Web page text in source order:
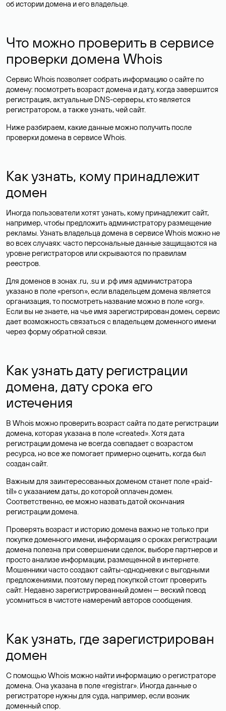
об истории домена и его владельце.
Что можно проверить в сервисе
проверки домена Whois
Сервис Whois позволяет собрать информацию о сайте по
домену: посмотреть возраст домена и дату, когда завершится
регистрация, актуальные DNS-серверы, кто является
регистратором, а также узнать, чей сайт.
Ниже разбираем, какие данные можно получить после
проверки домена в сервисе Whois.
Как узнать, кому принадлежит
домен
Иногда пользователи хотят узнать, кому принадлежит сайт,
например, чтобы предложить администратору размещение
рекламы. Узнать владельца домена в сервисе Whois можно не
во всех случаях: часто персональные данныезащищаются на
уровне регистраторов или скрываются по правилам
реестров.
Для доменов в зонах .ru, .su и .рф имя администратора
указано в поле «person», если владельцем домена является
организация, то посмотреть название можно в поле «org».
Если вы не знаете, на чье имя зарегистрирован домен, сервис
дает возможность связаться с владельцем доменного имени
через форму обратной связи.
Как узнать дату регистрации
домена, дату срока его
истечения
В Whois можно проверить возраст сайта по дате регистрации
домена, которая указана в поле «created». Хотя дата
регистрации домена не всегда совпадает с возрастом
ресурса, но все же помогает примерно оценить, когда был
создан сайт.
Важным для заинтересованных доменом станет поле «paid-
till» с указанием даты, до которой оплачен домен.
Соответственно, ее можно назвать датой окончания
регистрации домена.
Проверять возраст и историю домена важно не только при
покупке доменного имени, информация о сроках регистрации
домена полезна при совершении сделок, выборе партнеров и
просто анализе информации, размещенной в интернете.
Мошенники часто создают сайты-однодневки с выгодными
предложениями, поэтому перед покупкой стоит проверить
сайт. Недавно зарегистрированный домен — веский повод
усомниться в чистоте намерений авторов сообщения.
Как узнать, где зарегистрирован
домен
С помощью Whois можно найти информацию о регистраторе
домена. Она указана в поле «registrar». Иногда данные о
регистраторе нужны для суда, например, если возник
доменный спор.